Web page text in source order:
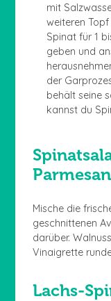
mit
weiteren
Spinat für 1
geben und
der
behält seine
kannst du
Parmesan
Mische die
geschnittenen
darüber.
Vinaigrette
Lachs-